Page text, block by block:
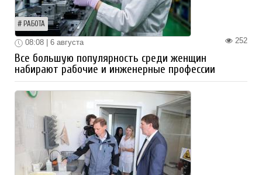
РАБОТА
252
08:08 | 6 августа
Все большую популярность среди женщин
набирают рабочие и инженерные профессии